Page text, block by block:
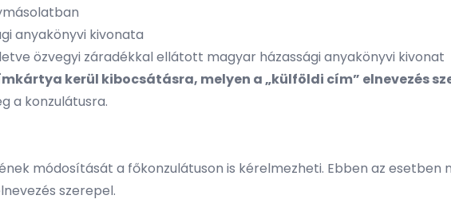
anyakönyvi kivonata
özvegyi záradékkal ellátott magyar házassági anyakönyvi kivonat
kerül kibocsátásra, melyen a „külföldi cím” elnevezés
a konzulátusra.
módosítását a főkonzulátuson is kérelmezheti. Ebben az esetben
szerepel.